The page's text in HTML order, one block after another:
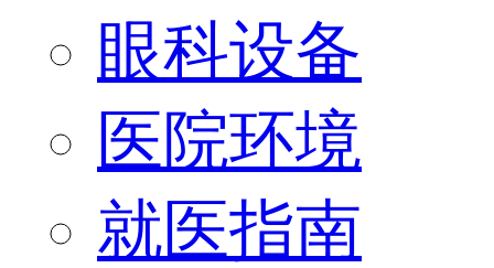
眼科设备
医院环境
就医指南